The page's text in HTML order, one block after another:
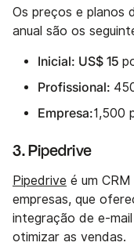
Os preços e planos
anual são os
Inicial: US$ 15
Profissional:
Empresa:1,500
3. Pipedrive
Pipedrive é um
empresas, que
integração de e-
otimizar as vendas.